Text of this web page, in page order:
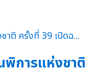
การแห่งชาติ